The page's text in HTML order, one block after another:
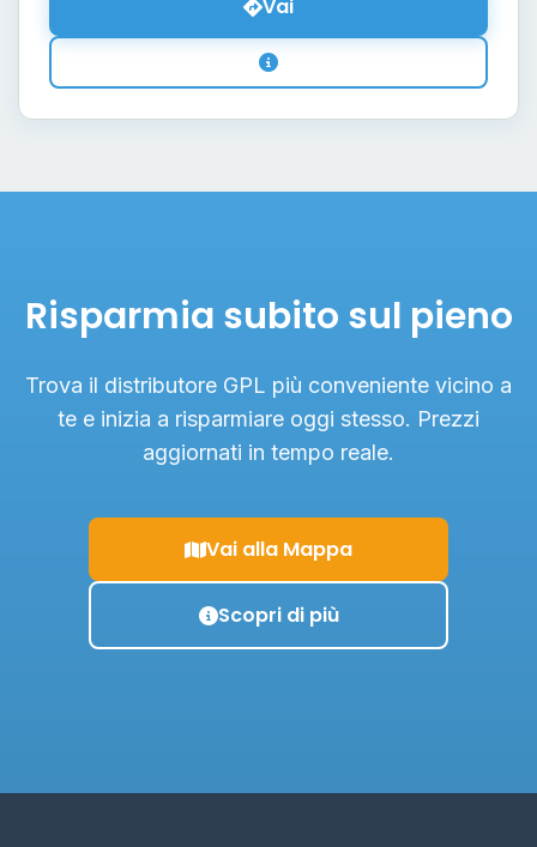
Vai
Risparmia subito sul pieno
Trova il distributore GPL più conveniente vicino a
te e inizia a risparmiare oggi stesso. Prezzi
aggiornati in tempo reale.
Vai alla Mappa
Scopri di più